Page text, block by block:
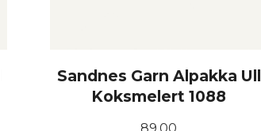
Sandnes Garn Alpakka Ull
Koksmelert 1088
Pris